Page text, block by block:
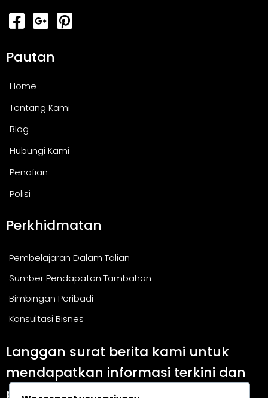
Pautan
Home
Tentang Kami
Blog
Hubungi Kami
Penafian
Polisi
Perkhidmatan
Pembelajaran Dalam Talian
Sumber Pendapatan Tambahan
Bimbingan Peribadi
Konsultasi Bisnes
Langgan surat berita kami untuk
mendapatkan informasi terkini dan
panduan berguna.